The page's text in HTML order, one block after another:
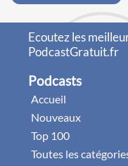
Ecoutez les
PodcastGratuit.fr
Podcasts
Accueil
Nouveaux
Top 100
Toutes les